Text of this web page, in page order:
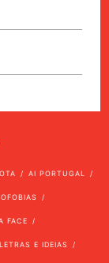
AI PORTUGAL
FACE
E IDEIAS